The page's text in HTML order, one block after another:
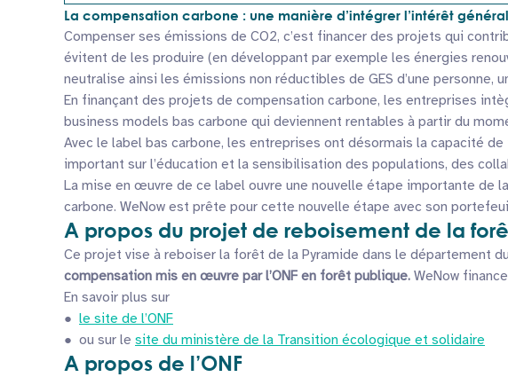
La compensation carbone : une manière d’intégrer l’intérêt
Compenser ses émissions de CO2, c’est financer des projets qui
évitent de les produire (en développant par exemple les énergies
neutralise ainsi les émissions non réductibles de GES d’une personne,
En finançant des projets de compensation carbone, les entreprises
business models bas carbone qui deviennent rentables à partir du
Avec le label bas carbone, les entreprises ont désormais la capacité
important sur l’éducation et la sensibilisation des populations, des
La mise en œuvre de ce label ouvre une nouvelle étape importante de
carbone. WeNow est prête pour cette nouvelle étape avec son
A propos du projet de reboisement de la
Ce projet vise à reboiser la forêt de la Pyramide dans le département
compensation mis en œuvre par l’ONF en forêt publique. WeNow
En savoir plus sur
● le site de l’ONF
● ou sur le site du ministère de la Transition écologique et solidaire
A propos de l’ONF